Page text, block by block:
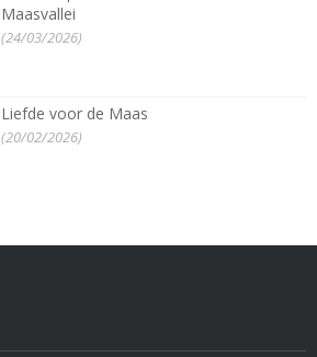
Maasvallei
(24/03/2026)
Liefde voor de Maas
(20/02/2026)